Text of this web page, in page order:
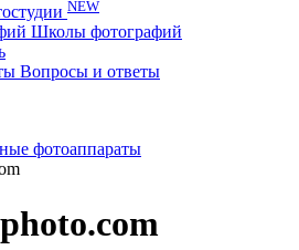
NEW
Школы фотографий
Вопросы и ответы
фотоаппараты